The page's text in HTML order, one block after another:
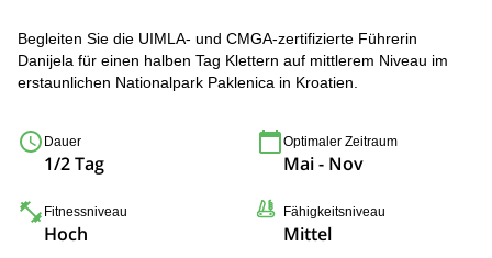
Begleiten Sie die UIMLA- und CMGA-zertifizierte Führerin
Danijela für einen halben Tag Klettern auf mittlerem Niveau im
erstaunlichen Nationalpark Paklenica in Kroatien.
Dauer
1/2 Tag
Optimaler Zeitraum
Mai - Nov
Fitnessniveau
Hoch
Fähigkeitsniveau
Mittel